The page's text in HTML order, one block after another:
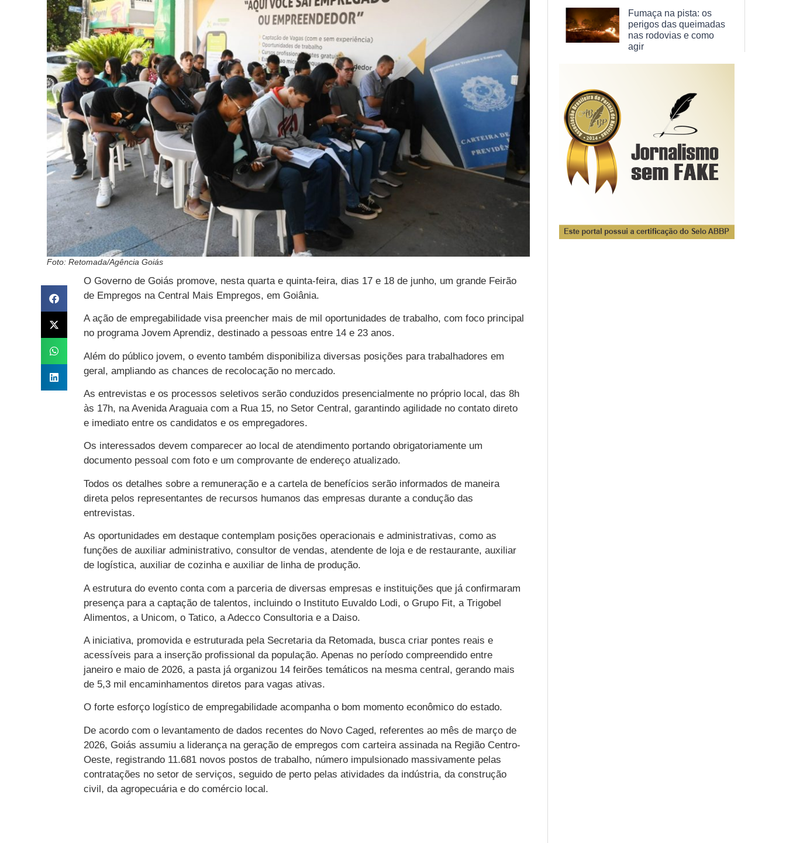
Foto: Retomada/Agência Goiás
O Governo de Goiás promove, nesta quarta e quinta-feira, dias 17 e 18 de junho, um grande Feirão
de Empregos na Central Mais Empregos, em Goiânia.
A ação de empregabilidade visa preencher mais de mil oportunidades de trabalho, com foco principal
no programa Jovem Aprendiz, destinado a pessoas entre 14 e 23 anos.
Além do público jovem, o evento também disponibiliza diversas posições para trabalhadores em
geral, ampliando as chances de recolocação no mercado.
As entrevistas e os processos seletivos serão conduzidos presencialmente no próprio local, das 8h
às 17h, na Avenida Araguaia com a Rua 15, no Setor Central, garantindo agilidade no contato direto
e imediato entre os candidatos e os empregadores.
Os interessados devem comparecer ao local de atendimento portando obrigatoriamente um
documento pessoal com foto e um comprovante de endereço atualizado.
Todos os detalhes sobre a remuneração e a cartela de benefícios serão informados de maneira
direta pelos representantes de recursos humanos das empresas durante a condução das
entrevistas.
As oportunidades em destaque contemplam posições operacionais e administrativas, como as
funções de auxiliar administrativo, consultor de vendas, atendente de loja e de restaurante, auxiliar
de logística, auxiliar de cozinha e auxiliar de linha de produção.
A estrutura do evento conta com a parceria de diversas empresas e instituições que já confirmaram
presença para a captação de talentos, incluindo o Instituto Euvaldo Lodi, o Grupo Fit, a Trigobel
Alimentos, a Unicom, o Tatico, a Adecco Consultoria e a Daiso.
A iniciativa, promovida e estruturada pela Secretaria da Retomada, busca criar pontes reais e
acessíveis para a inserção profissional da população. Apenas no período compreendido entre
janeiro e maio de 2026, a pasta já organizou 14 feirões temáticos na mesma central, gerando mais
de 5,3 mil encaminhamentos diretos para vagas ativas.
O forte esforço logístico de empregabilidade acompanha o bom momento econômico do estado.
De acordo com o levantamento de dados recentes do Novo Caged, referentes ao mês de março de
2026, Goiás assumiu a liderança na geração de empregos com carteira assinada na Região Centro-
Oeste, registrando 11.681 novos postos de trabalho, número impulsionado massivamente pelas
contratações no setor de serviços, seguido de perto pelas atividades da indústria, da construção
civil, da agropecuária e do comércio local.
Fumaça na pista: os
perigos das queimadas
nas rodovias e como
agir